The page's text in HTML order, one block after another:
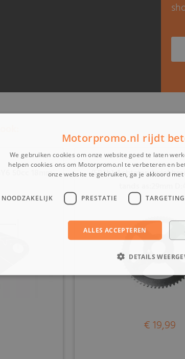
50cc 18mm
(5B3b) Achtetandwiel
€ 19,99
Motorpromo.nl rijdt
We gebruiken cookies om onze website goed te laten
helpen cookies ons om Motorpromo.nl te verbeteren en
onze website te gebruiken, ga je akkoord
NOODZAKELIJK PRESTATIE TARGETING
ALLES ACCEPTEREN
DETAILS